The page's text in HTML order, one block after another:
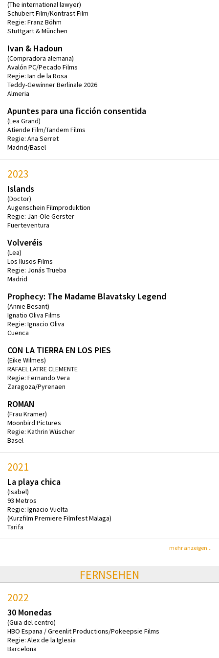
(The international lawyer)
Schubert Film/Kontrast Film
Regie: Franz Böhm
Stuttgart & München
Ivan & Hadoun
(Compradora alemana)
Avalón PC/Pecado Films
Regie: Ian de la Rosa
Teddy-Gewinner Berlinale 2026
Almeria
Apuntes para una ficción consentida
(Lea Grand)
Atiende Film/Tandem Films
Regie: Ana Serret
Madrid/Basel
2023
Islands
(Doctor)
Augenschein Filmproduktion
Regie: Jan-Ole Gerster
Fuerteventura
Volveréis
(Lea)
Los Ilusos Films
Regie: Jonás Trueba
Madrid
Prophecy: The Madame Blavatsky Legend
(Annie Besant)
Ignatio Oliva Films
Regie: Ignacio Oliva
Cuenca
CON LA TIERRA EN LOS PIES
(Eike Wilmes)
RAFAEL LATRE CLEMENTE
Regie: Fernando Vera
Zaragoza/Pyrenaen
ROMAN
(Frau Kramer)
Moonbird Pictures
Regie: Kathrin Wüscher
Basel
2021
La playa chica
(Isabel)
93 Metros
Regie: Ignacio Vuelta
(Kurzfilm Premiere Filmfest Malaga)
Tarifa
mehr anzeigen...
FERNSEHEN
2022
30 Monedas
(Guia del centro)
HBO Espana / Greenlit Productions/Pokeepsie Films
Regie: Alex de la Iglesia
Barcelona